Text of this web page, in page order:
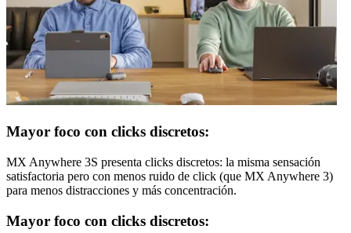
Mayor foco con clicks discretos:
MX Anywhere 3S presenta clicks discretos: la misma sensación
satisfactoria pero con menos ruido de click (que MX Anywhere 3)
para menos distracciones y más concentración.
Mayor foco con clicks discretos: